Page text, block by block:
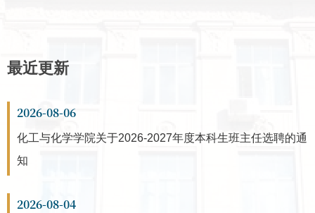
最近更新
2026-08-06
化工与化学学院关于2026-2027年度本科生班主任选聘的通
知
2026-08-04